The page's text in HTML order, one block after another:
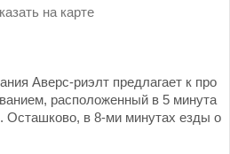
на карте
Аверс-риэлт предлагает к про
расположенный в 5 минута
Осташково, в 8-ми минутах езды о